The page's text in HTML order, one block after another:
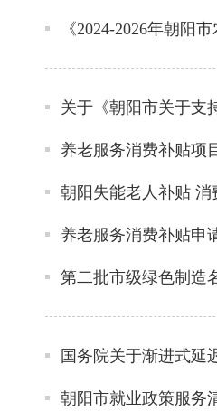
《2024-2026年朝阳
关于《朝阳市关于支
养老服务消费补贴项
朝阳失能老人补贴
养老服务消费补贴申
第二批市级绿色制造
国务院关于渐进式延
朝阳市就业政策服务